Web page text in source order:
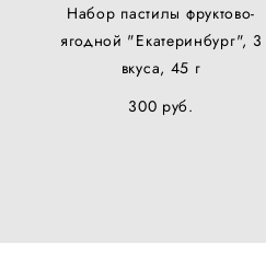
Набор пастилы фруктово-
ягодной "Екатеринбург", 3
вкуса, 45 г
300 pуб.